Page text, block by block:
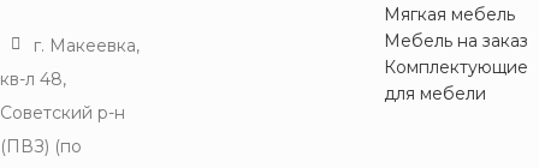
г. Макеевка,
кв-л 48,
Советский р-н
(ПВЗ) (по
Мягкая мебель
Мебель на заказ
Комплектующие
для мебели